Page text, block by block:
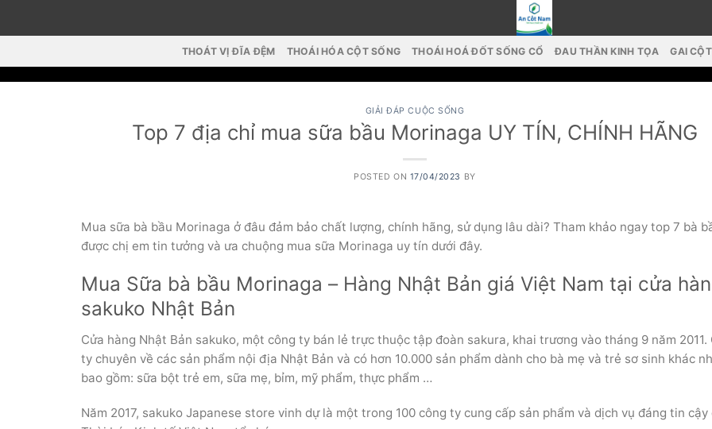
THOÁT VỊ ĐĨA ĐỆM THOÁI HÓA CỘT SỐNG THOÁI HOÁ ĐỐT SỐNG CỔ ĐAU THẦN KINH TỌA GAI
GIẢI ĐÁP CUỘC SỐNG
Top 7 địa chỉ mua sữa bầu Morinaga UY TÍN, CHÍNH HÃNG
POSTED ON 17/04/2023 BY
Mua sữa bà bầu Morinaga ở đâu đảm bảo chất lượng, chính hãng, sử dụng lâu dài? Tham khảo ngay top 7 bà
được chị em tin tưởng và ưa chuộng mua sữa Morinaga uy tín dưới đây.
Mua Sữa bà bầu Morinaga – Hàng Nhật Bản giá Việt Nam tại cửa
sakuko Nhật Bản
Cửa hàng Nhật Bản sakuko, một công ty bán lẻ trực thuộc tập đoàn sakura, khai trương vào tháng 9 năm 2011.
ty chuyên về các sản phẩm nội địa Nhật Bản và có hơn 10.000 sản phẩm dành cho bà mẹ và trẻ sơ sinh khác
bao gồm: sữa bột trẻ em, sữa mẹ, bỉm, mỹ phẩm, thực phẩm …
Năm 2017, sakuko Japanese store vinh dự là một trong 100 công ty cung cấp sản phẩm và dịch vụ đáng tin cậy